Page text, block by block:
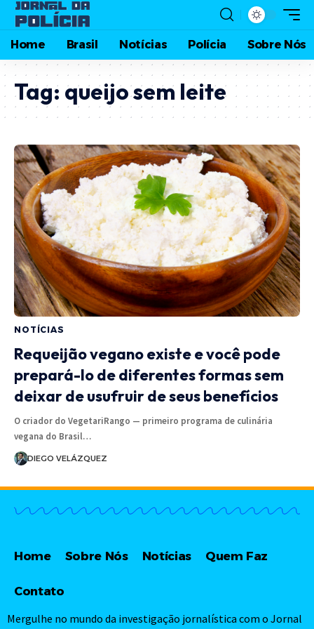
Home Brasil Notícias Polícia Sobre Nós
Tag: queijo sem leite
NOTÍCIAS
Requeijão vegano existe e você pode
prepará-lo de diferentes formas sem
deixar de usufruir de seus benefícios
O criador do VegetariRango — primeiro programa de culinária
vegana do Brasil…
DIEGO VELÁZQUEZ
Home Sobre Nós Notícias Quem Faz
Contato
Mergulhe no mundo da investigação jornalística com o Jornal